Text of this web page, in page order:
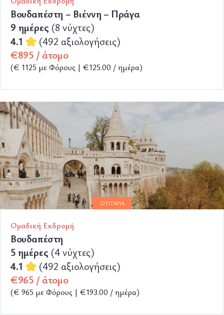
Βουδαπέστη – Βιέννη – Πράγα
9 ημέρες (8 νύχτες)
4.1
(492 αξιολογήσεις)
€895 / άτομο
(€ 1125 με Φόρους | €125.00 / ημέρα)
ΠΕΡΙΣΣΟΤΕΡΑ
ΟΥΓΓΑΡΊΑ
Ομαδική Εκδρομή
Βουδαπέστη
5 ημέρες (4 νύχτες)
4.1
(492 αξιολογήσεις)
€965 / άτομο
(€ 965 με Φόρους | €193.00 / ημέρα)